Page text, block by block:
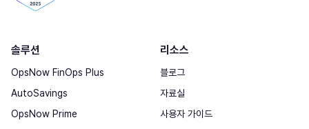
솔루션
OpsNow FinOps Plus
AutoSavings
OpsNow Prime
리소스
블로그
자료실
사용자 가이드